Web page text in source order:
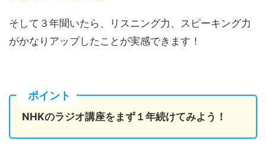
そして３年聞いたら、リスニング力、スピーキング力
がかなりアップしたことが実感できます！
ポイント
NHKのラジオ講座をまず１年続けてみよう！